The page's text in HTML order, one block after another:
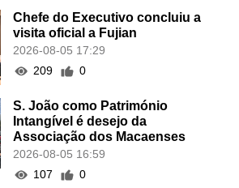
Chefe do Executivo concluiu a
visita oficial a Fujian
2026-08-05 17:29
209
0
S. João como Património
Intangível é desejo da
Associação dos Macaenses
2026-08-05 16:59
107
0